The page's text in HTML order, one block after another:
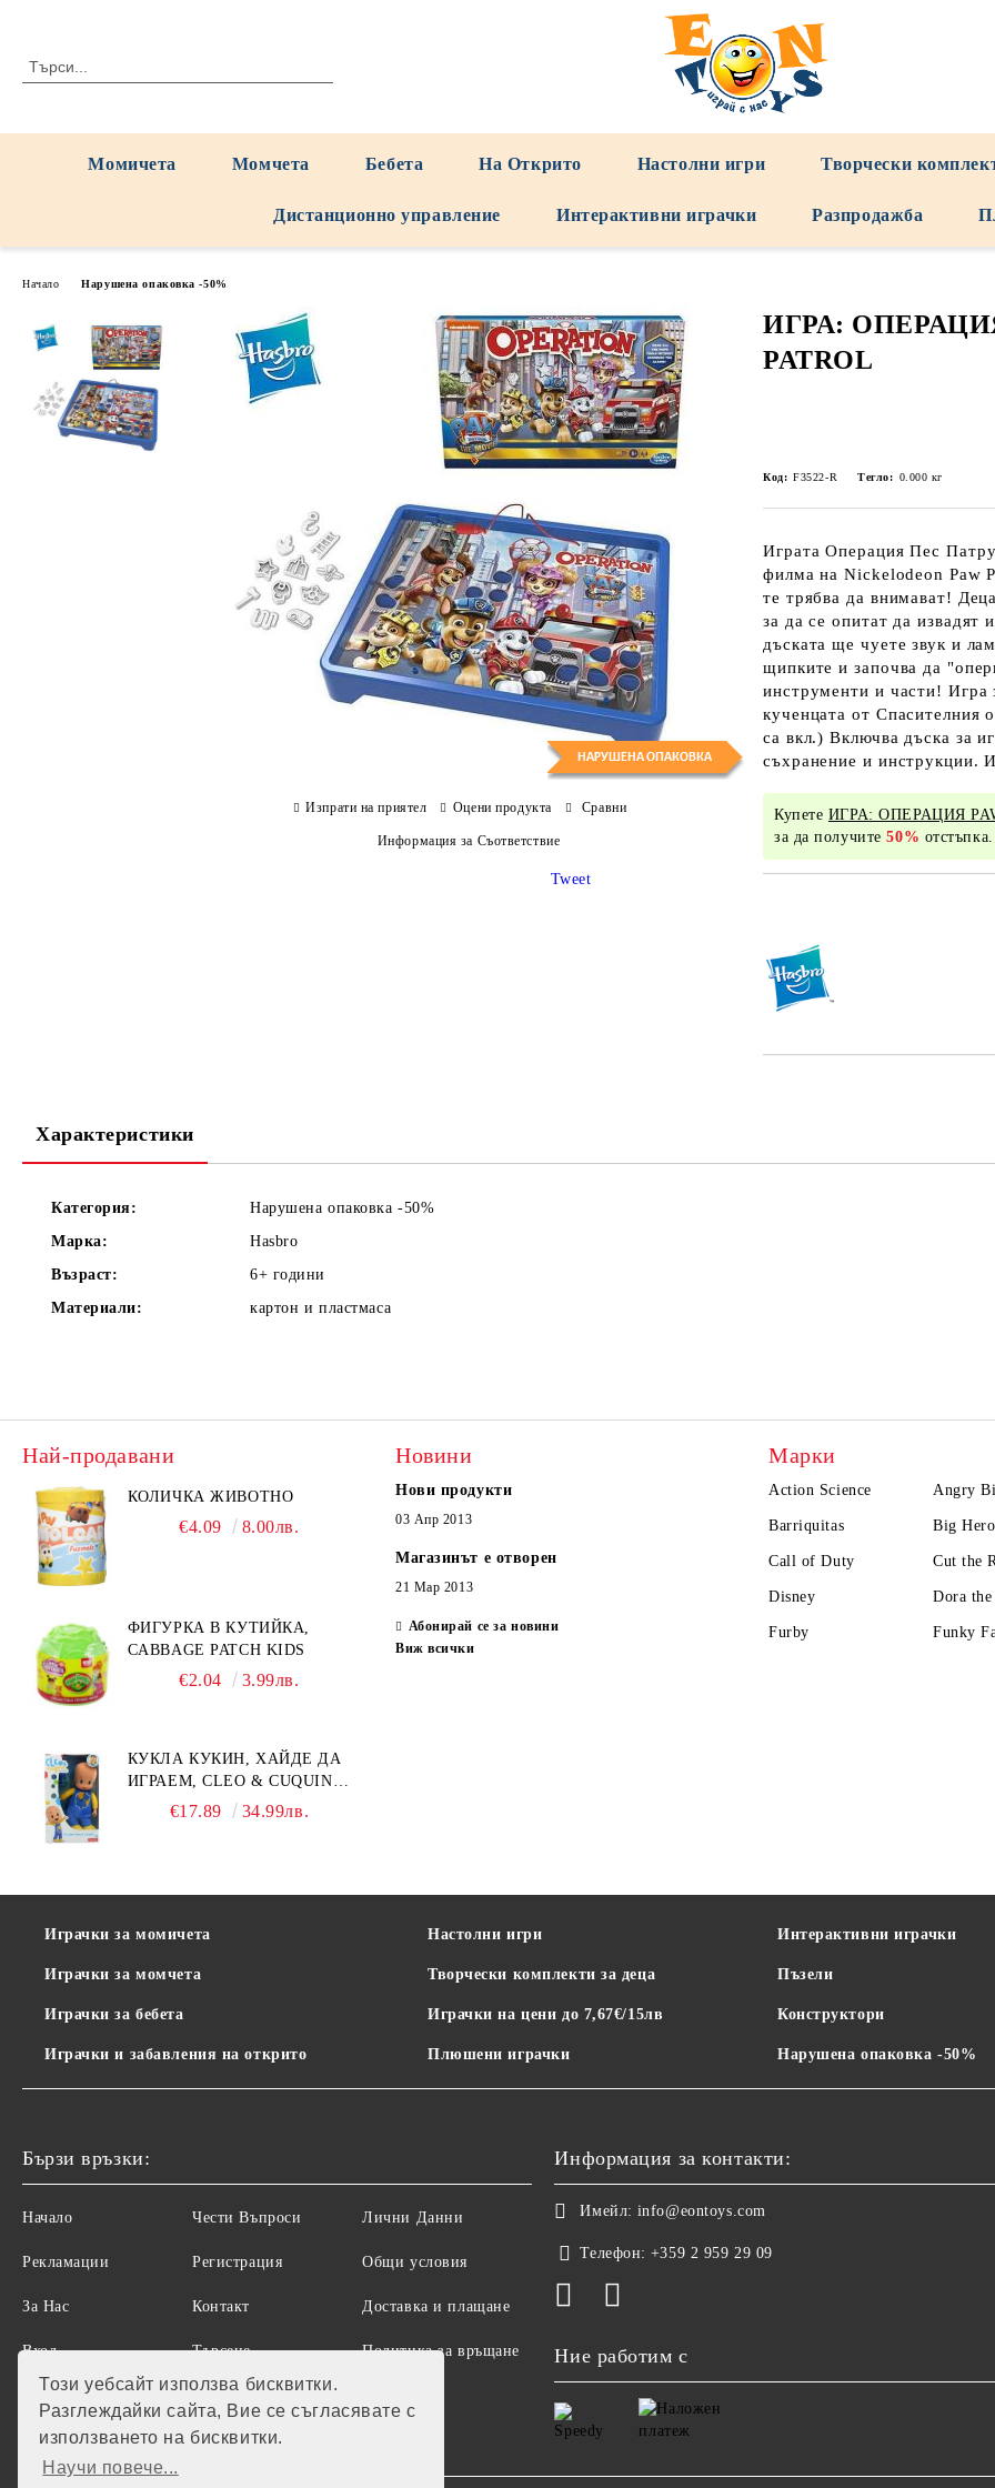
Този уебсайт използва бисквитки.
Разглеждайки сайта, Вие се съгласявате с
използването на бисквитки.
Научи повече...
Момичета Момчета Бебета На Открито Настолни игри Творчески
Дистанционно управление Интерактивни играчки Разпродажба
Начало Нарушена опаковка -50%
ИГРА:
PATROL
Код: F3522-R Тегло: 0.000 кг
Играта Операция Пес
филма на Nickelodeon Paw
те трябва да внимават!
за да се опитат да извадят
дъската ще чуете звук и
щипките и започва да
инструменти и части! Игра
кученцата от Спасителния
са вкл.) Включва дъска за
съхранение и инструкции.
Купете ИГРА: ОПЕРАЦИЯ
за да получите50% отстъпка.
Изпрати на приятел Оцени продукта Сравни
Информация за Съответствие
Tweet
Характеристики
Категория:
Нарушена опаковка -50%
Марка:
Hasbro
Възраст:
6+ години
Материали:
картон и пластмаса
Най-продавани
КОЛИЧКА ЖИВОТНО
€4.09 8.00лв.
ФИГУРКА В КУТИЙКА,
CABBAGE PATCH KIDS
€2.04 3.99лв.
КУКЛА КУКИН, ХАЙДЕ ДА
ИГРАЕМ, CLEO & CUQUIN,
25 СМ.€17.89 34.99лв.
Новини
Нови продукти
03 Апр 2013
Магазинът е отворен
21 Мар 2013
Абонирай се за новини
Виж всички
Марки
Action Science Angry
Barriquitas Big
Call of Duty Cut the
Disney Dora
Furby Funky
Играчки за момичета
Играчки за момчета
Играчки за бебета
Играчки и забавления на открито
Настолни игри
Творчески комплекти за деца
Играчки на цени до 7,67€/15лв
Плюшени играчки
Интерактивни играчки
Пъзели
Конструктори
Нарушена опаковка -50%
Бързи връзки:
Начало
Рекламации
За Нас
Вход
Чести Въпроси
Регистрация
Контакт
Търсене
Лични Данни
Общи условия
Доставка и плащане
Политика за връщане
Информация за контакти:
Имейл: info@eontoys.com
Телефон: +359 2 959 29 09
Ние работим с